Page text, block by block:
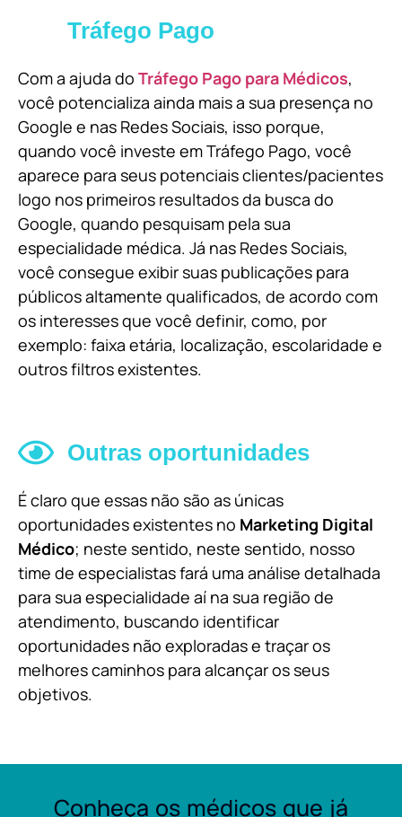
Tráfego Pago
Com a ajuda do Tráfego Pago para Médicos,
você potencializa ainda mais a sua presença no
Google e nas Redes Sociais, isso porque,
quando você investe em Tráfego Pago, você
aparece para seus potenciais clientes/pacientes
logo nos primeiros resultados da busca do
Google, quando pesquisam pela sua
especialidade médica. Já nas Redes Sociais,
você consegue exibir suas publicações para
públicos altamente qualificados, de acordo com
os interesses que você definir, como, por
exemplo: faixa etária, localização, escolaridade e
outros filtros existentes.
Outras oportunidades
É claro que essas não são as únicas
oportunidades existentes no Marketing Digital
Médico; neste sentido, neste sentido, nosso
time de especialistas fará uma análise detalhada
para sua especialidade aí na sua região de
atendimento, buscando identificar
oportunidades não exploradas e traçar os
melhores caminhos para alcançar os seus
objetivos.
Conheça os médicos que já